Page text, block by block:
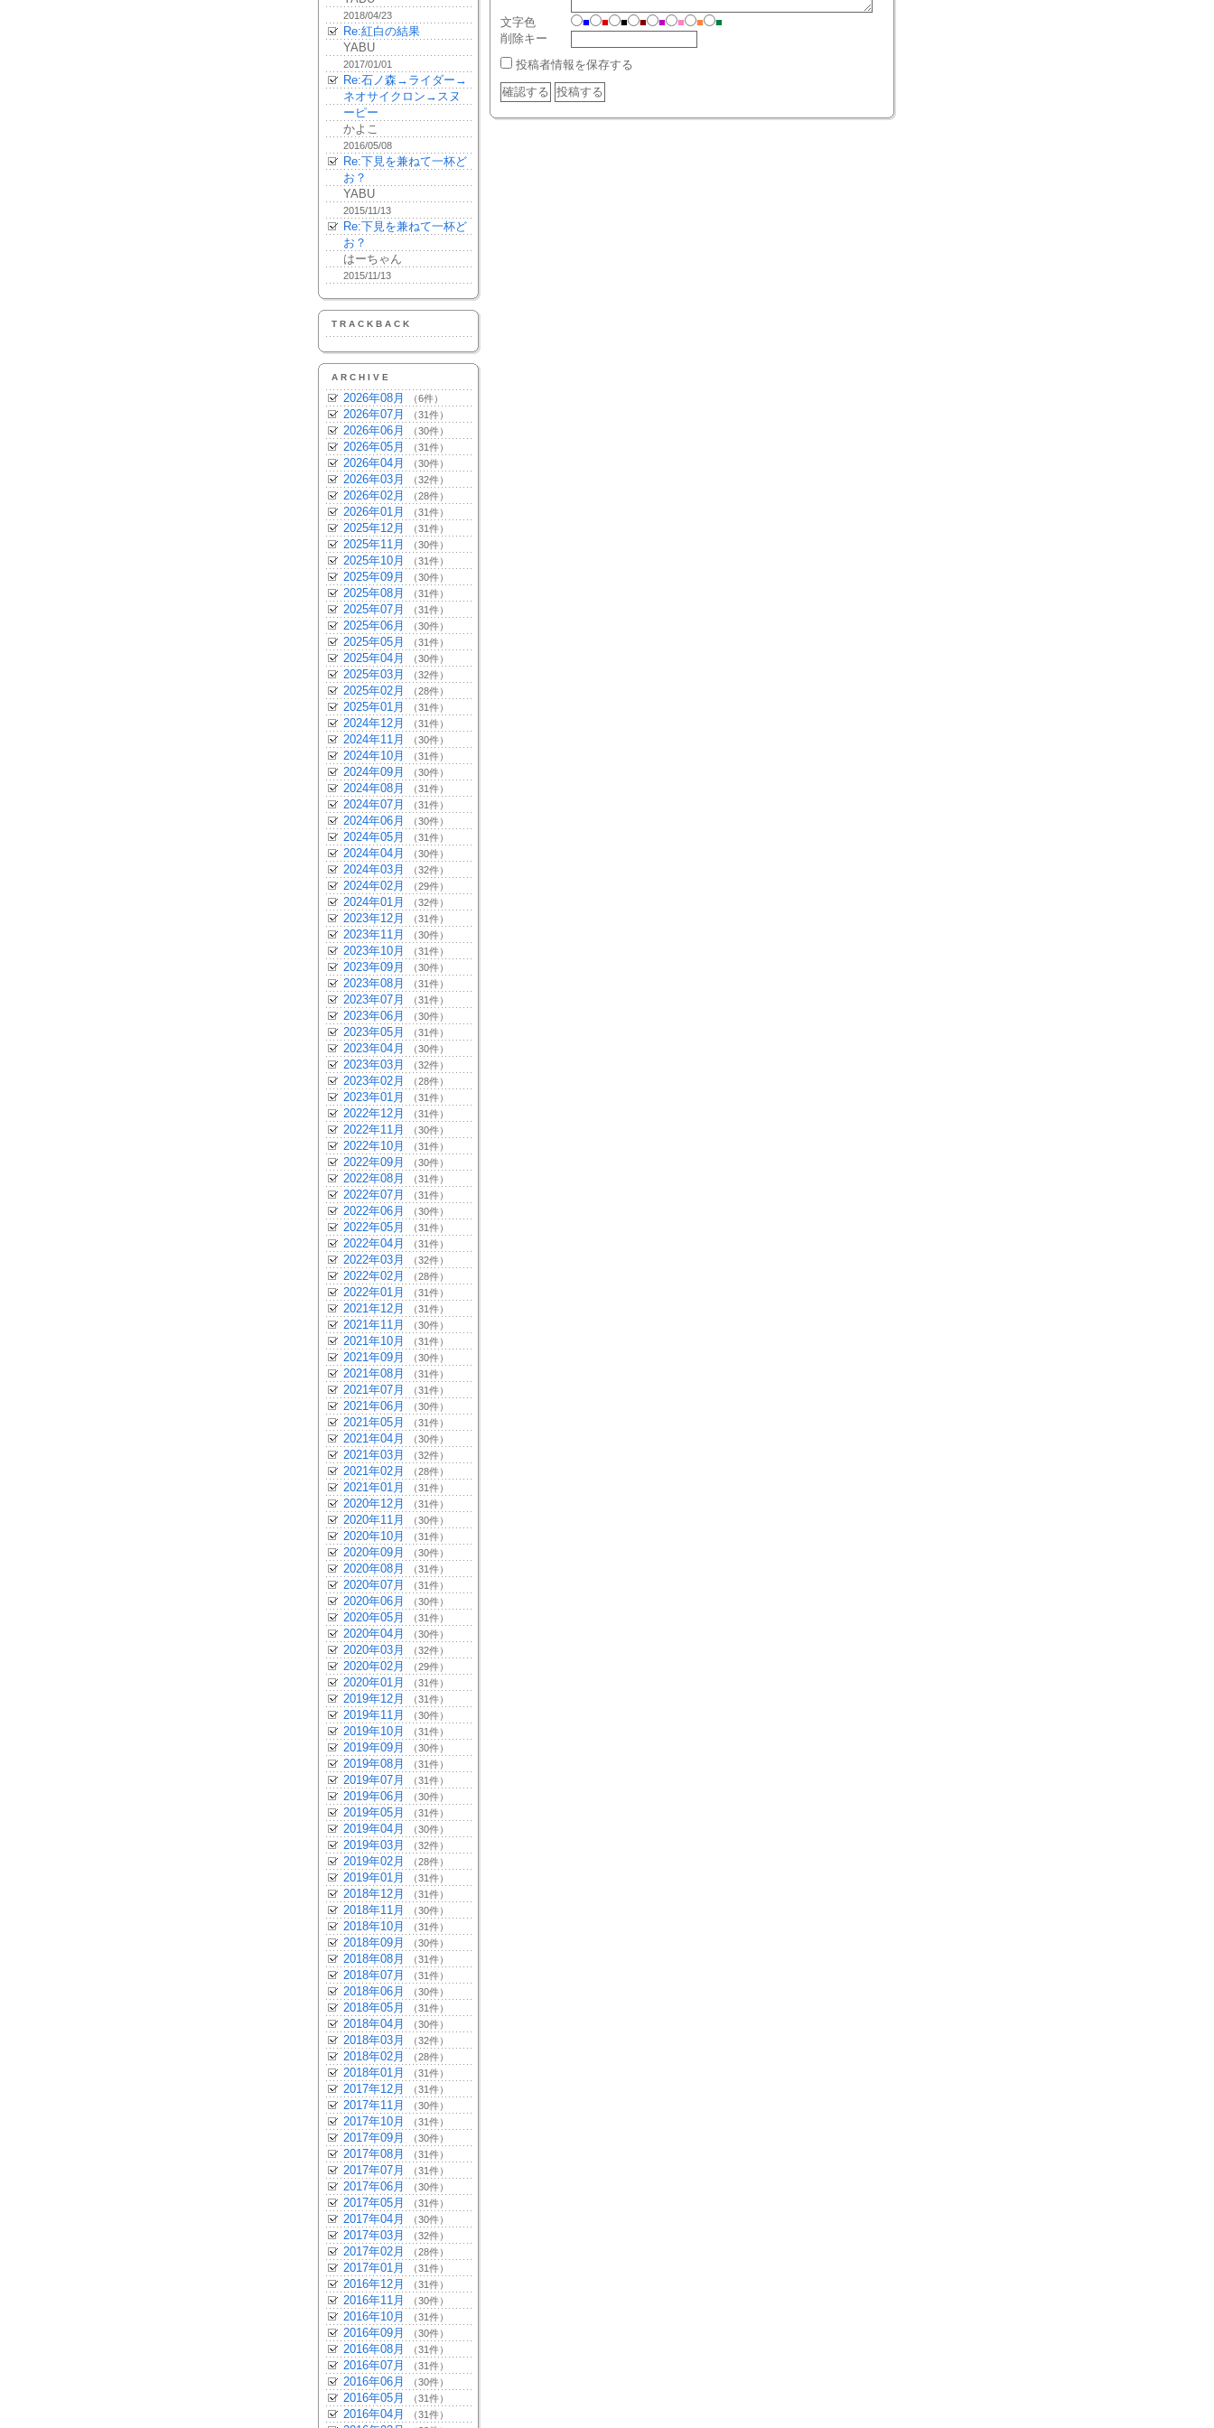
2018/04/23
Re:紅白の結果
YABU
2017/01/01
Re:石ノ森→ライダー→
ネオサイクロン→スヌ
ーピー
かよこ
2016/05/08
Re:下見を兼ねて一杯ど
お？
YABU
2015/11/13
Re:下見を兼ねて一杯ど
お？
はーちゃん
2015/11/13
TRACKBACK
ARCHIVE
2026年08月 （6件）
2026年07月 （31件）
2026年06月 （30件）
2026年05月 （31件）
2026年04月 （30件）
2026年03月 （32件）
2026年02月 （28件）
2026年01月 （31件）
2025年12月 （31件）
2025年11月 （30件）
2025年10月 （31件）
2025年09月 （30件）
2025年08月 （31件）
2025年07月 （31件）
2025年06月 （30件）
2025年05月 （31件）
2025年04月 （30件）
2025年03月 （32件）
2025年02月 （28件）
2025年01月 （31件）
2024年12月 （31件）
2024年11月 （30件）
2024年10月 （31件）
2024年09月 （30件）
2024年08月 （31件）
2024年07月 （31件）
2024年06月 （30件）
2024年05月 （31件）
2024年04月 （30件）
2024年03月 （32件）
2024年02月 （29件）
2024年01月 （32件）
2023年12月 （31件）
2023年11月 （30件）
2023年10月 （31件）
2023年09月 （30件）
2023年08月 （31件）
2023年07月 （31件）
2023年06月 （30件）
2023年05月 （31件）
2023年04月 （30件）
2023年03月 （32件）
2023年02月 （28件）
2023年01月 （31件）
2022年12月 （31件）
2022年11月 （30件）
2022年10月 （31件）
2022年09月 （30件）
2022年08月 （31件）
2022年07月 （31件）
2022年06月 （30件）
2022年05月 （31件）
2022年04月 （31件）
2022年03月 （32件）
2022年02月 （28件）
2022年01月 （31件）
2021年12月 （31件）
2021年11月 （30件）
2021年10月 （31件）
2021年09月 （30件）
2021年08月 （31件）
2021年07月 （31件）
2021年06月 （30件）
2021年05月 （31件）
2021年04月 （30件）
2021年03月 （32件）
2021年02月 （28件）
2021年01月 （31件）
2020年12月 （31件）
2020年11月 （30件）
2020年10月 （31件）
2020年09月 （30件）
2020年08月 （31件）
2020年07月 （31件）
2020年06月 （30件）
2020年05月 （31件）
2020年04月 （30件）
2020年03月 （32件）
2020年02月 （29件）
2020年01月 （31件）
2019年12月 （31件）
2019年11月 （30件）
2019年10月 （31件）
2019年09月 （30件）
2019年08月 （31件）
2019年07月 （31件）
2019年06月 （30件）
2019年05月 （31件）
2019年04月 （30件）
2019年03月 （32件）
2019年02月 （28件）
2019年01月 （31件）
2018年12月 （31件）
2018年11月 （30件）
2018年10月 （31件）
2018年09月 （30件）
2018年08月 （31件）
2018年07月 （31件）
2018年06月 （30件）
2018年05月 （31件）
2018年04月 （30件）
2018年03月 （32件）
2018年02月 （28件）
2018年01月 （31件）
2017年12月 （31件）
2017年11月 （30件）
2017年10月 （31件）
2017年09月 （30件）
2017年08月 （31件）
2017年07月 （31件）
2017年06月 （30件）
2017年05月 （31件）
2017年04月 （30件）
2017年03月 （32件）
2017年02月 （28件）
2017年01月 （31件）
2016年12月 （31件）
2016年11月 （30件）
2016年10月 （31件）
2016年09月 （30件）
2016年08月 （31件）
2016年07月 （31件）
2016年06月 （30件）
2016年05月 （31件）
2016年04月 （31件）
文字色 ■ ■ ■ ■ ■ ■ ■
■
削除キー
投稿者情報を保存する